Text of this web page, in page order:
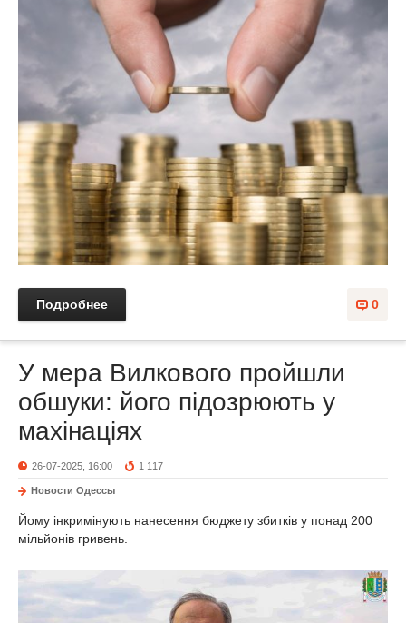
0
Подробнее
У мера Вилкового пройшли
обшуки: його підозрюють у
махінаціях
26-07-2025, 16:00 1 117
Новости Одессы
Йому інкримінують нанесення бюджету збитків у понад 200
мільйонів гривень.